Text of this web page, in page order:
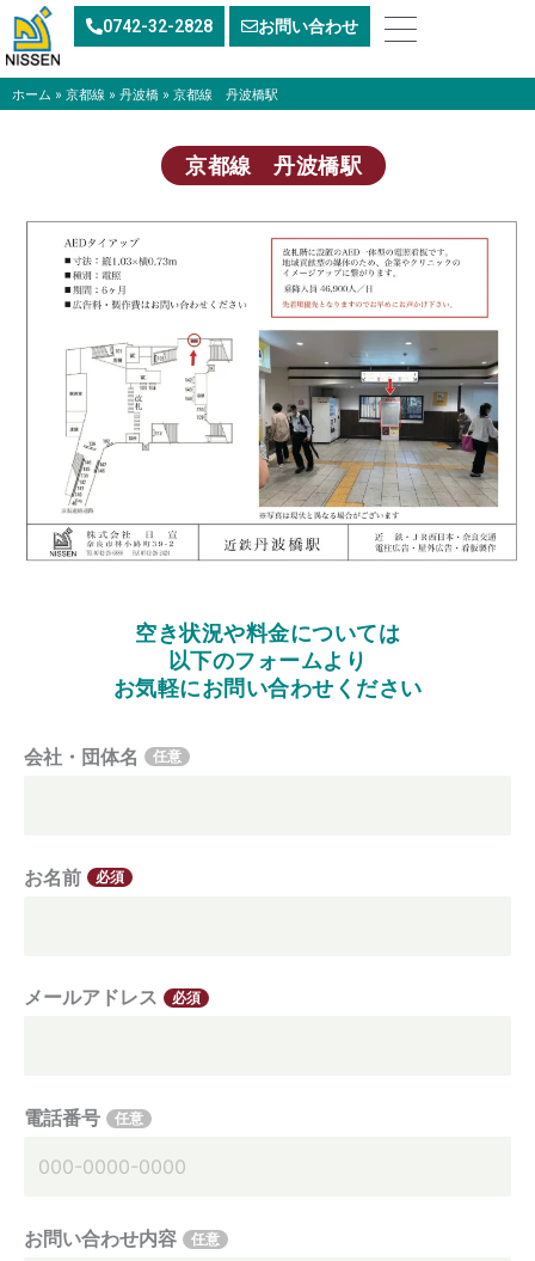
内
容
を
ス
0742-32-2828 お問い合わせ
ホーム » 京都線 » 丹波橋 » 京都線 丹波橋駅
京都線 丹波橋駅
空き状況や料金については
以下のフォームより
お気軽にお問い合わせください
会社・団体名 任意
お名前 必須
メールアドレス 必須
電話番号 任意
お問い合わせ内容 任意